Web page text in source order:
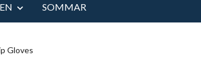
SOMMAR
Gloves